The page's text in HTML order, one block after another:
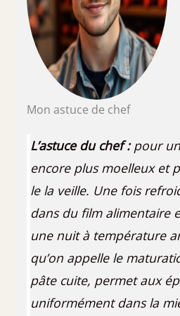
Mon astuce de chef
L’astuce du chef :pour un
encore plus moelleux et
le la veille. Une fois
dans du film alimentaire
une nuit à température
qu’on appelle le
pâte cuite, permet aux
uniformément dans la